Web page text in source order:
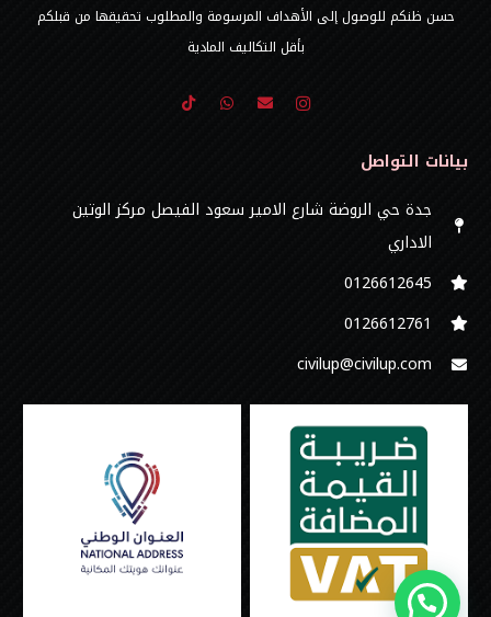
حسن ظنكم للوصول إلى الأهداف المرسومة والمطلوب تحقيقها من قبلكم
بأقل التكاليف المادية
بيانات التواصل
جدة حي الروضة شارع الامير سعود الفيصل مركز الوتين
الاداري
0126612645‬
‭0126612761
civilup@civilup.com